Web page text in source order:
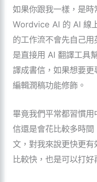
如果你跟我一樣，是時
Wordvice AI 的 AI 線
的工作流不會先自己
是直接用 AI 翻譯工具
譯成書信，如果想要
編輯潤稿功能修飾。
畢竟我們平常都習慣
信還是會花比較多時
文，對我來說更快更
比較快，也是可以打好